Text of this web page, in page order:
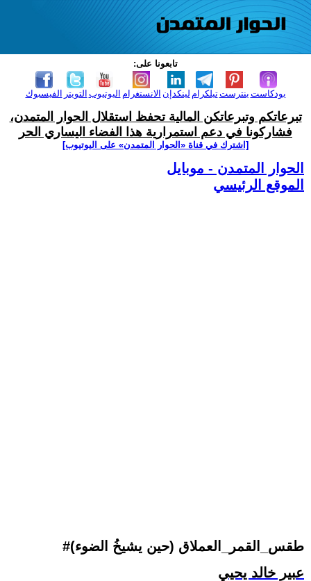
تابعونا على:
الفيسبوك التويتر اليوتيوب الانستغرام لينكدإن تيلكرامبنترست بودكاست
تبرعاتكم وتبرعاتكن المالية تحفظ استقلال الحوار المتمدن،
فشاركونا في دعم استمرارية هذا الفضاء اليساري الحر
[اشترك في قناة ‫«الحوار المتمدن» على اليوتيوب]
الحوار المتمدن - موبايل
الموقع الرئيسي
#طقس_القمر_العملاق (حين يشيخُ الضوء)
عبير خالد يحيي